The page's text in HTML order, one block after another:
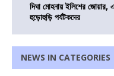
দিঘা মোহনায় ইলিশের
হুড়োহুড়ি পর্যটকদের
NEWS IN CATEGORIES